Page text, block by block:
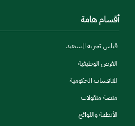
أقسام هامة
قياس تجربة المستفيد
الفرص الوظيفية
المنافسات الحكومية
منصة منقولات
الأنظمة واللوائح